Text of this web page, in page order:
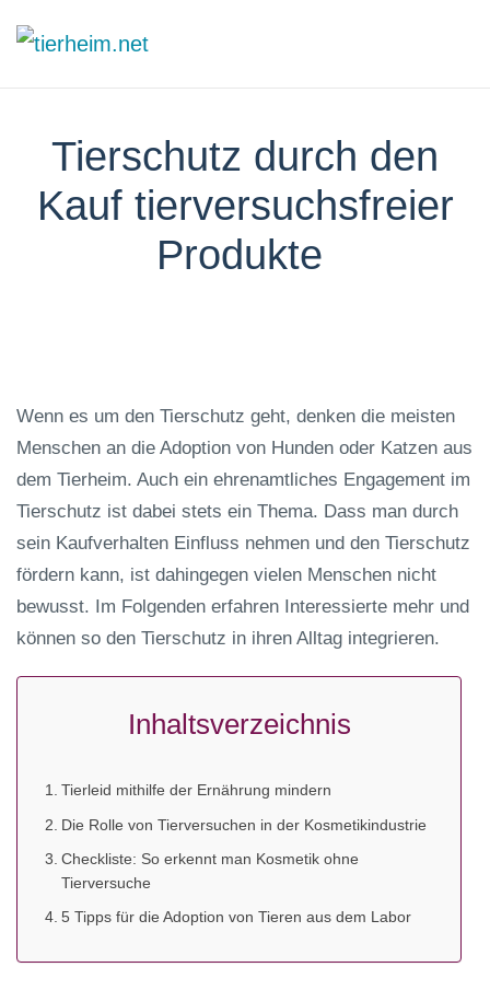
Tierschutz durch den
Kauf tierversuchsfreier
Produkte
Wenn es um den Tierschutz geht, denken die meisten
Menschen an die Adoption von Hunden oder Katzen aus
dem Tierheim. Auch ein ehrenamtliches Engagement im
Tierschutz ist dabei stets ein Thema. Dass man durch
sein Kaufverhalten Einfluss nehmen und den Tierschutz
fördern kann, ist dahingegen vielen Menschen nicht
bewusst. Im Folgenden erfahren Interessierte mehr und
können so den Tierschutz in ihren Alltag integrieren.
Inhaltsverzeichnis
Tierleid mithilfe der Ernährung mindern
Die Rolle von Tierversuchen in der Kosmetikindustrie
Checkliste: So erkennt man Kosmetik ohne
Tierversuche
5 Tipps für die Adoption von Tieren aus dem Labor